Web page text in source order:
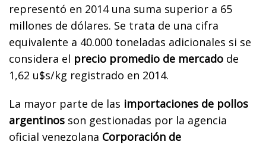
representó en 2014 una suma superior a 65
millones de dólares. Se trata de una cifra
equivalente a 40.000 toneladas adicionales si se
considera el precio promedio de mercado de
1,62 u$s/kg registrado en 2014.
La mayor parte de las importaciones de pollos
argentinos son gestionadas por la agencia
oficial venezolana Corporación de